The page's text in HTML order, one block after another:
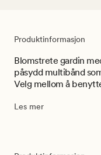
Produktinformasjon
Blomstrete gardin
påsydd multibånd
Velg mellom å
Les mer